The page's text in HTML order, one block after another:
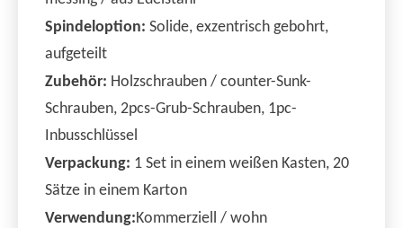
Spindeloption: Solide, exzentrisch gebohrt,
aufgeteilt
Zubehör: Holzschrauben / counter-Sunk-
Schrauben, 2pcs-Grub-Schrauben, 1pc-
Inbusschlüssel
Verpackung: 1 Set in einem weißen Kasten, 20
Sätze in einem Karton
Verwendung:Kommerziell / wohn